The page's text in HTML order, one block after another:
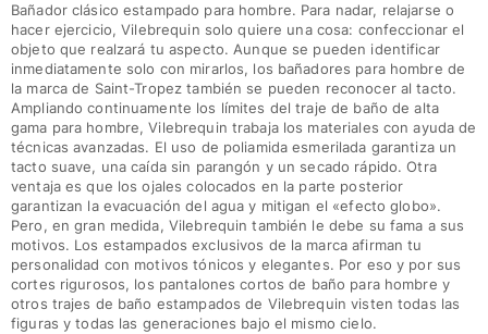
Bañador clásico estampado para hombre. Para nadar, relajarse o
hacer ejercicio, Vilebrequin solo quiere una cosa: confeccionar el
objeto que realzará tu aspecto. Aunque se pueden identificar
inmediatamente solo con mirarlos, los bañadores para hombre de
la marca de Saint-Tropez también se pueden reconocer al tacto.
Ampliando continuamente los límites del traje de baño de alta
gama para hombre, Vilebrequin trabaja los materiales con ayuda de
técnicas avanzadas. El uso de poliamida esmerilada garantiza un
tacto suave, una caída sin parangón y un secado rápido. Otra
ventaja es que los ojales colocados en la parte posterior
garantizan la evacuación del agua y mitigan el «efecto globo».
Pero, en gran medida, Vilebrequin también le debe su fama a sus
motivos. Los estampados exclusivos de la marca afirman tu
personalidad con motivos tónicos y elegantes. Por eso y por sus
cortes rigurosos, los pantalones cortos de baño para hombre y
otros trajes de baño estampados de Vilebrequin visten todas las
figuras y todas las generaciones bajo el mismo cielo.